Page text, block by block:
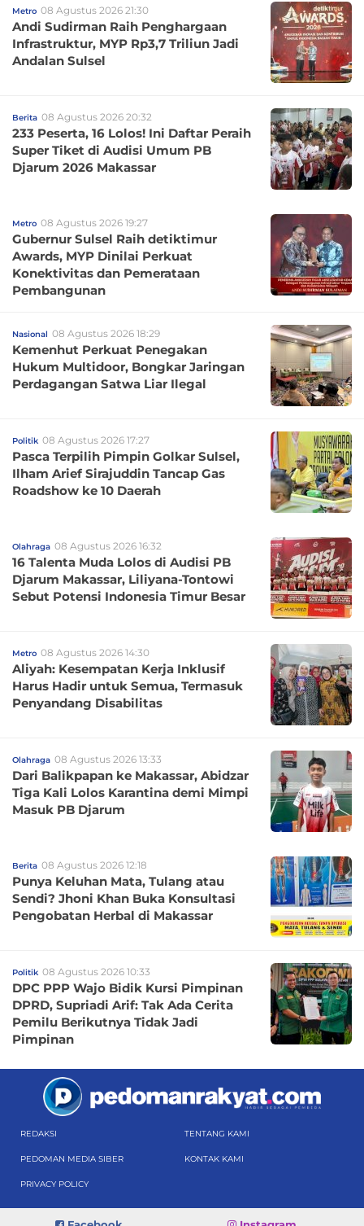
Metro 08 Agustus 2026 21:30
Andi Sudirman Raih Penghargaan
Infrastruktur, MYP Rp3,7 Triliun Jadi
Andalan Sulsel
Berita 08 Agustus 2026 20:32
233 Peserta, 16 Lolos! Ini Daftar Peraih
Super Tiket di Audisi Umum PB
Djarum 2026 Makassar
Metro 08 Agustus 2026 19:27
Gubernur Sulsel Raih detiktimur
Awards, MYP Dinilai Perkuat
Konektivitas dan Pemerataan
Pembangunan
Nasional 08 Agustus 2026 18:29
Kemenhut Perkuat Penegakan
Hukum Multidoor, Bongkar Jaringan
Perdagangan Satwa Liar Ilegal
Politik 08 Agustus 2026 17:27
Pasca Terpilih Pimpin Golkar Sulsel,
Ilham Arief Sirajuddin Tancap Gas
Roadshow ke 10 Daerah
Olahraga 08 Agustus 2026 16:32
16 Talenta Muda Lolos di Audisi PB
Djarum Makassar, Liliyana-Tontowi
Sebut Potensi Indonesia Timur Besar
Metro 08 Agustus 2026 14:30
Aliyah: Kesempatan Kerja Inklusif
Harus Hadir untuk Semua, Termasuk
Penyandang Disabilitas
Olahraga 08 Agustus 2026 13:33
Dari Balikpapan ke Makassar, Abidzar
Tiga Kali Lolos Karantina demi Mimpi
Masuk PB Djarum
Berita 08 Agustus 2026 12:18
Punya Keluhan Mata, Tulang atau
Sendi? Jhoni Khan Buka Konsultasi
Pengobatan Herbal di Makassar
Politik 08 Agustus 2026 10:33
DPC PPP Wajo Bidik Kursi Pimpinan
DPRD, Supriadi Arif: Tak Ada Cerita
Pemilu Berikutnya Tidak Jadi
Pimpinan
REDAKSI TENTANG KAMI
PEDOMAN MEDIA SIBER KONTAK KAMI
PRIVACY POLICY